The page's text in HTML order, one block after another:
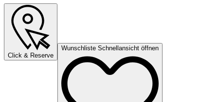
Click & Reserve
Wunschliste Schnellansicht öffnen